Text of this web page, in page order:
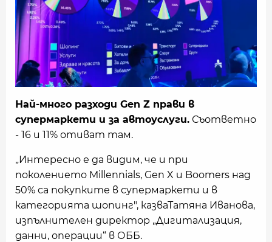
Най-много разходи Gen Z прави в
супермаркети и за автоуслуги. Съответно
- 16 и 11% отиват там.
„Интересно е да видим, че и при
поколението Millennials, Gen X и Boomers над
50% са покупките в супермаркети и в
категорията шопинг", казваТатяна Иванова,
изпълнителен директор „Дигитализация,
данни, операции“ в ОББ.